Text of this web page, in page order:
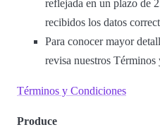
reflejada en un plazo de
recibidos los datos
Para conocer mayor
revisa nuestros
Términos y Condiciones
Produce